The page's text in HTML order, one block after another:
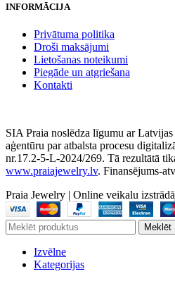
INFORMĀCIJA
Privātuma politika
Droši maksājumi
Lietošanas noteikumi
Piegāde un atgriešana
Kontakti
SIA Praia noslēdza līgumu ar
aģentūru par atbalsta procesu
nr.17.2-5-L-2024/269. Tā rezultātā
www.praiajewelry.lv. Finansējums-
Praia Jewelry | Online veikalu
Meklēt
Izvēlne
Kategorijas